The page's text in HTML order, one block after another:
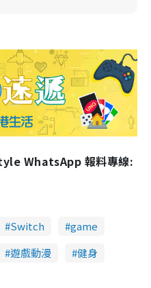
WhatsApp 報料專線:
Switch
game
遊戲動漫
健身